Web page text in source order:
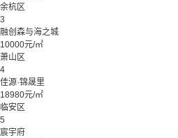
余杭区
3
融创森与海之城
10000元/㎡
萧山区
4
佳源·锦晟里
18980元/㎡
临安区
5
宸宇府